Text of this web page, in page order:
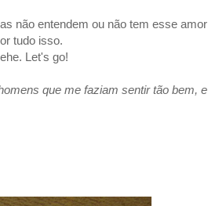
não entendem ou não tem esse amor
tudo isso.
Let's go!
que me faziam sentir tão bem, e